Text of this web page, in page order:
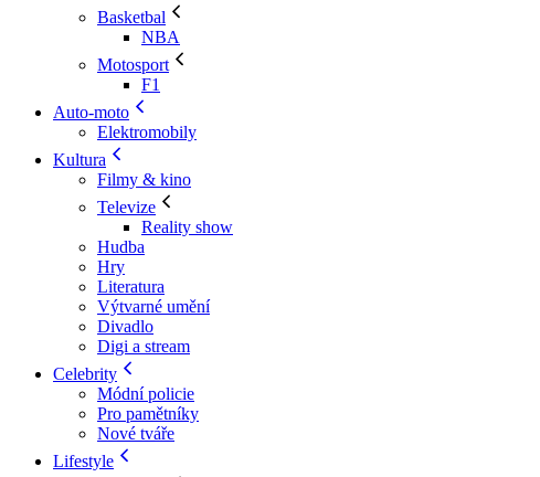
Basketbal
NBA
Motosport
F1
Auto-moto
Elektromobily
Kultura
Filmy & kino
Televize
Reality show
Hudba
Hry
Literatura
Výtvarné umění
Divadlo
Digi a stream
Celebrity
Módní policie
Pro pamětníky
Nové tváře
Lifestyle